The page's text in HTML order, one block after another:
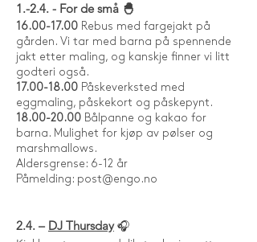
1.-2.4. - For de små 🐣
16.00-17.00 Rebus med fargejakt på
gården. Vi tar med barna på spennende
jakt etter maling, og kanskje finner vi litt
godteri også.
17.00-18.00 Påskeverksted med
eggmaling, påskekort og påskepynt.
18.00-20.00 Bålpanne og kakao for
barna. Mulighet for kjøp av pølser og
marshmallows.
Aldersgrense: 6-12 år
Påmelding: post@engo.no
2.4. – DJ Thursday🎧